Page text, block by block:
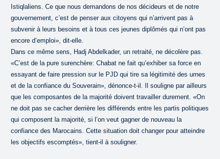
Istiqlaliens. Ce que nous demandons de nos décideurs et de notre
gouvernement, c’est de penser aux citoyens qui n’arrivent pas à
subvenir à leurs besoins et à tous ces jeunes diplômés qui n’ont pas
encore d’emploi», dit-elle.
Dans ce même sens, Hadj Abdelkader, un retraité, ne décolère pas.
«C’est de la pure surenchère: Chabat ne fait qu’exhiber sa force en
essayant de faire pression sur le PJD qui tire sa légitimité des urnes
et de la confiance du Souverain», dénonce-t-il. Il souligne par ailleurs
que les composantes de la majorité doivent travailler durement. «On
ne doit pas se cacher derrière les différends entre les partis politiques
qui composent la majorité, si l’on veut gagner de nouveau la
confiance des Marocains. Cette situation doit changer pour atteindre
les objectifs escomptés», tient-il à souligner.